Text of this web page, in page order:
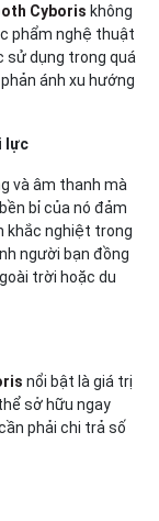
Cyboris không
phẩm nghệ thuật
sử dụng trong quá
ánh xu hướng
lực
và âm thanh mà
bỉ của nó đảm
khắc nghiệt trong
người bạn đồng
trời hoặc du
nổi bật là giá trị
sở hữu ngay
phải chi trả số